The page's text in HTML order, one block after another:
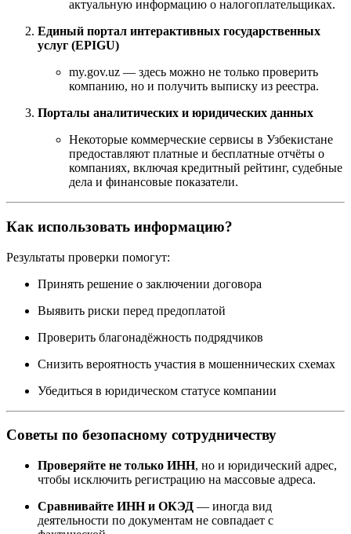
актуальную информацию о налогоплательщиках.
Единый портал интерактивных государственных
услуг (EPIGU)
my.gov.uz — здесь можно не только проверить
компанию, но и получить выписку из реестра.
Порталы аналитических и юридических данных
Некоторые коммерческие сервисы в Узбекистане
предоставляют платные и бесплатные отчёты о
компаниях, включая кредитный рейтинг, судебные
дела и финансовые показатели.
Как использовать информацию?
Результаты проверки помогут:
Принять решение о заключении договора
Выявить риски перед предоплатой
Проверить благонадёжность подрядчиков
Снизить вероятность участия в мошеннических схемах
Убедиться в юридическом статусе компании
Советы по безопасному сотрудничеству
Проверяйте не только ИНН, но и юридический адрес,
чтобы исключить регистрацию на массовые адреса.
Сравнивайте ИНН и ОКЭД — иногда вид
деятельности по документам не совпадает с